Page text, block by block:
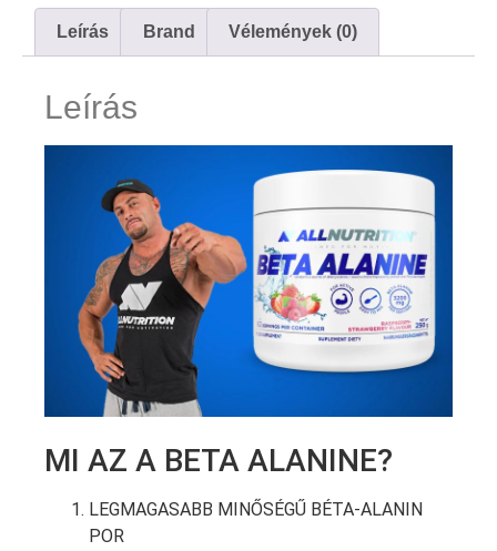
Leírás Brand Vélemények (0)
Leírás
MI AZ A BETA ALANINE?
LEGMAGASABB MINŐSÉGŰ BÉTA-ALANIN
POR